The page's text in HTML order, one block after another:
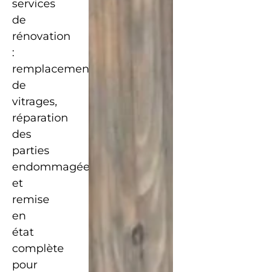
services
de
rénovation
:
remplacement
de
vitrages,
réparation
des
parties
endommagées
et
remise
en
état
complète
pour